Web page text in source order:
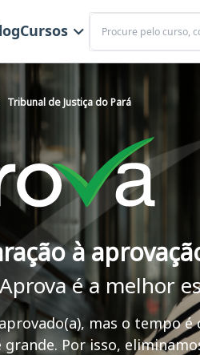
Cursos
Buscar
Tribunal de Justiça do Pará
à
é a melhor
mas o tempo é
grande. Por isso,